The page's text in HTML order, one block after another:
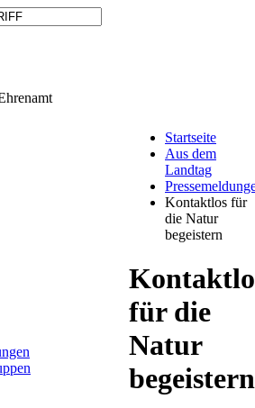
Startseite
Aus dem
Landtag
Kontaktlos für
die Natur
begeistern
für die
Natur
begeistern